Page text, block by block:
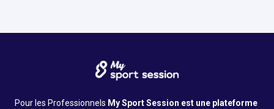
Pour les Professionnels My Sport Session est une plateforme